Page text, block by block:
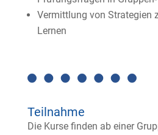
Vermittlung von Strategien
Lernen
Teilnahme
Die Kurse finden ab einer